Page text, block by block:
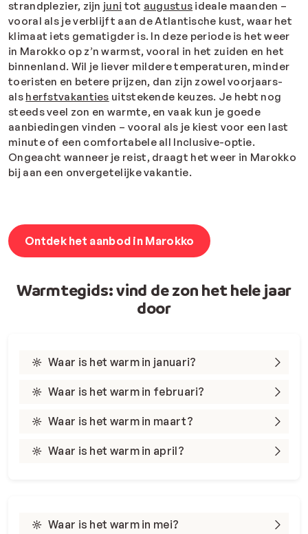
strandplezier, zijn juni tot augustus ideale maanden –
vooral als je verblijft aan de Atlantische kust, waar het
klimaat iets gematigder is. In deze periode is het weer
in Marokko op z’n warmst, vooral in het zuiden en het
binnenland. Wil je liever mildere temperaturen, minder
toeristen en betere prijzen, dan zijn zowel voorjaars-
als herfstvakanties uitstekende keuzes. Je hebt nog
steeds veel zon en warmte, en vaak kun je goede
aanbiedingen vinden – vooral als je kiest voor een last
minute of een comfortabele all Inclusive-optie.
Ongeacht wanneer je reist, draagt het weer in Marokko
bij aan een onvergetelijke vakantie.
Ontdek het aanbod in Marokko
Warmtegids: vind de zon het hele jaar
door
Waar is het warm in januari?
Waar is het warm in februari?
Waar is het warm in maart?
Waar is het warm in april?
Waar is het warm in mei?